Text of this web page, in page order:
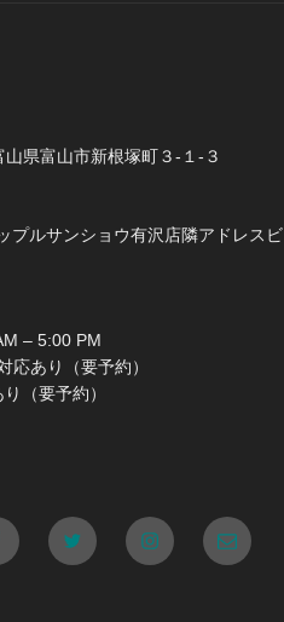
県富山市新根塚町３-１-３
プルサンショウ有沢店隣アドレスビ
– 5:00 PM
応あり（要予約）
（要予約）
Twitter Instagram
メ